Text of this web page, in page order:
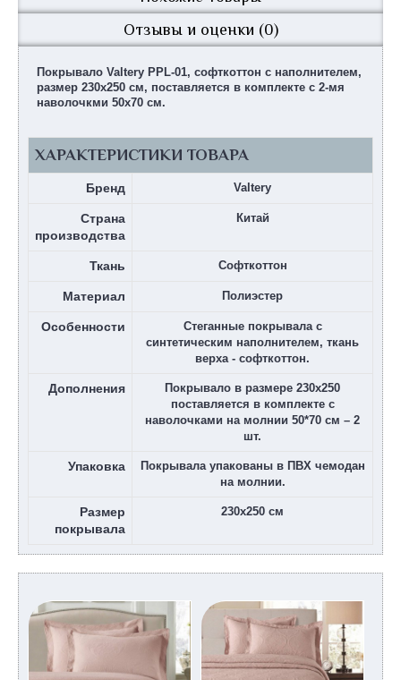
Отзывы и оценки (0)
Покрывало Valtery PPL-01, софткоттон с наполнителем,
размер 230х250 см, поставляется в комплекте с 2-мя
наволочкми 50х70 см.
ХАРАКТЕРИСТИКИ ТОВАРА
Бренд Valtery
Страна
производства
Китай
Ткань Софткоттон
Материал Полиэстер
Особенности
Стеганные покрывала c
синтетическим наполнителем, ткань
верха - софткоттон.
Дополнения
Покрывало в размере 230х250
поставляется в комплекте с
наволочками на молнии 50*70 см – 2
шт.
Упаковка
Покрывала упакованы в ПВХ чемодан
на молнии.
Размер
покрывала
230х250 см